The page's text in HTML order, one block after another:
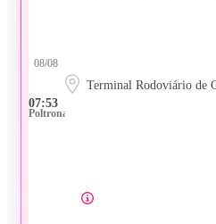
07:53
08/08
Terminal Rodoviário de
Poltrona